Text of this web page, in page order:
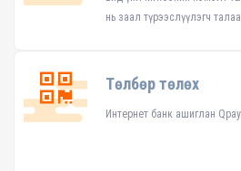
нь заал түрээслүүлэгч
Төлбөр төлөх
Интернет банк ашиглан Qpay-р